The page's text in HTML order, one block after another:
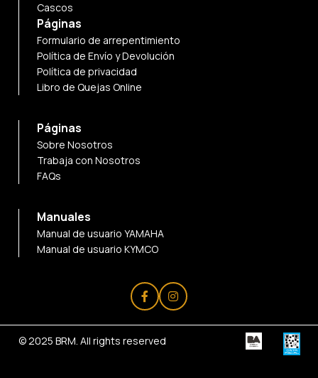
Cascos
Páginas
Formulario de arrepentimiento
Política de Envío y Devolución
Política de privacidad
Libro de Quejas Online
Páginas
Sobre Nosotros
Trabaja con Nosotros
FAQs
Manuales
Manual de usuario YAMAHA
Manual de usuario KYMCO
© 2025 BRM. All rights reserved